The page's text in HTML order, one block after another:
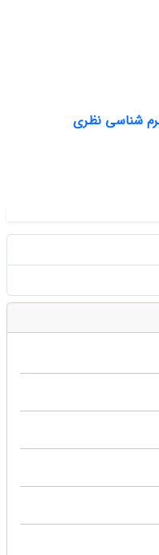
شناسی نظری